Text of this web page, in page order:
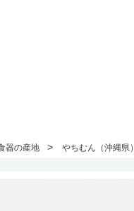
器の産地 > やちむん（沖縄県）